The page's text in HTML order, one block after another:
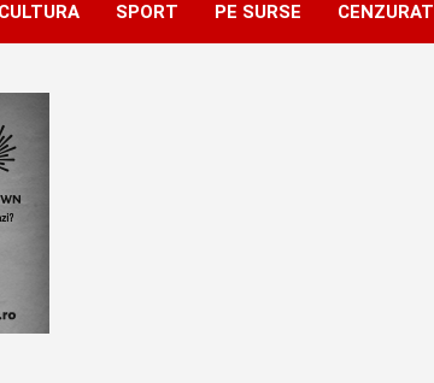
CULTURA SPORT PE SURSE CENZURAT